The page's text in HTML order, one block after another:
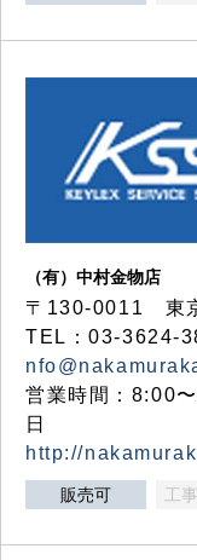
（有）中村金物店
〒130-0011 東
TEL：03-3624-
営業時間：8:00
日
http://
販売可 工